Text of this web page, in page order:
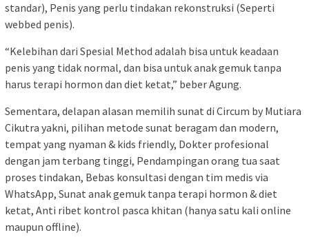
standar), Penis yang perlu tindakan rekonstruksi (Seperti
webbed penis).
“Kelebihan dari Spesial Method adalah bisa untuk keadaan
penis yang tidak normal, dan bisa untuk anak gemuk tanpa
harus terapi hormon dan diet ketat,” beber Agung.
Sementara, delapan alasan memilih sunat di Circum by Mutiara
Cikutra yakni, pilihan metode sunat beragam dan modern,
tempat yang nyaman & kids friendly, Dokter profesional
dengan jam terbang tinggi, Pendampingan orang tua saat
proses tindakan, Bebas konsultasi dengan tim medis via
WhatsApp, Sunat anak gemuk tanpa terapi hormon & diet
ketat, Anti ribet kontrol pasca khitan (hanya satu kali online
maupun offline).